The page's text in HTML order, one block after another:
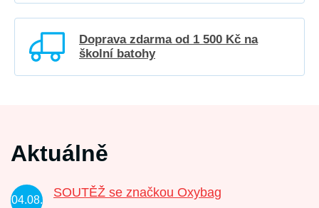
Doprava zdarma od 1 500 Kč na
školní batohy
Aktuálně
04.08.
SOUTĚŽ se značkou Oxybag